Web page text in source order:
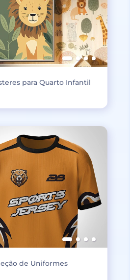
para Quarto Infantil
de Uniformes